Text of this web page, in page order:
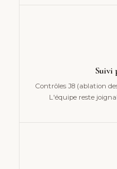
Suivi
Contrôles J8 (ablation
L'équipe reste